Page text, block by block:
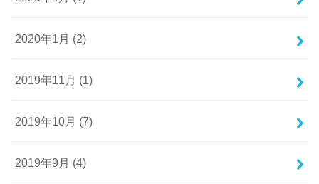
2020年1月 (2)
2019年11月 (1)
2019年10月 (7)
2019年9月 (4)